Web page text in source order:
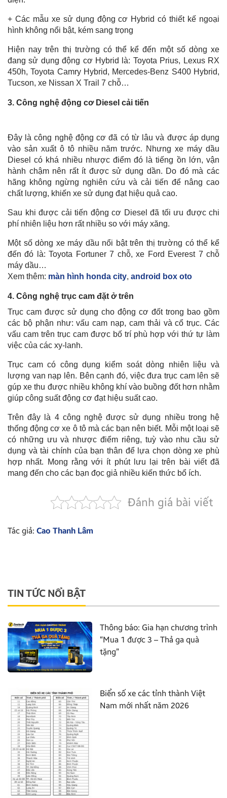
+ Các mẫu xe sử dụng động cơ Hybrid có thiết kế ngoại
hình không nổi bật, kém sang trọng
Hiện nay trên thị trường có thể kể đến một số dòng xe
đang sử dụng động cơ Hybrid là: Toyota Prius, Lexus RX
450h, Toyota Camry Hybrid, Mercedes-Benz S400 Hybrid,
Tucson, xe Nissan X Trail 7 chỗ…
3. Công nghệ động cơ Diesel cải tiến
Đây là công nghệ động cơ đã có từ lâu và được áp dụng
vào sản xuất ô tô nhiều năm trước. Nhưng xe máy dầu
Diesel có khá nhiều nhược điểm đó là tiếng ồn lớn, vận
hành chậm nên rất ít được sử dụng dần. Do đó mà các
hãng không ngừng nghiên cứu và cải tiến để nâng cao
chất lượng, khiến xe sử dụng đạt hiệu quả cao.
Sau khi được cải tiến động cơ Diesel đã tối ưu được chi
phí nhiên liệu hơn rất nhiều so với máy xăng.
Một số dòng xe máy dầu nổi bật trên thị trường có thể kể
đến đó là: Toyota Fortuner 7 chỗ, xe Ford Everest 7 chỗ
máy dầu…
Xem thêm: màn hình honda city, android box oto
4. Công nghệ trục cam đặt ở trên
Trục cam được sử dụng cho động cơ đốt trong bao gồm
các bộ phận như: vấu cam nạp, cam thải và cổ trục. Các
vấu cam trên trục cam được bố trí phù hợp với thứ tự làm
việc của các xy-lanh.
Trục cam có công dụng kiểm soát dòng nhiên liệu và
lượng van nạp lên. Bên cạnh đó, việc đưa trục cam lên sẽ
gúp xe thu được nhiều không khí vào buồng đốt hơn nhằm
giúp công suất động cơ đạt hiệu suất cao.
Trên đây là 4 công nghệ được sử dụng nhiều trong hệ
thống động cơ xe ô tô mà các bạn nên biết. Mỗi một loại sẽ
có những ưu và nhược điểm riêng, tuỳ vào nhu cầu sử
dụng và tài chính của bạn thân để lựa chọn dòng xe phù
hợp nhất. Mong rằng với ít phút lưu lại trên bài viết đã
mang đến cho các bạn đọc giả nhiều kiến thức bổ ích.
Đánh giá bài viết
Tác giả: Cao Thanh Lâm
TIN TỨC NỔI BẬT
Thông báo: Gia hạn chương trình
“Mua 1 được 3 – Thả ga quà
tặng”
Biển số xe các tỉnh thành Việt
Nam mới nhất năm 2026